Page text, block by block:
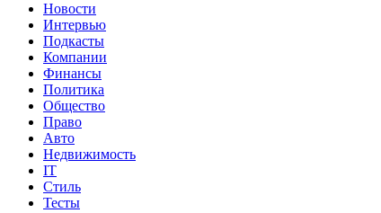
Новости
Интервью
Подкасты
Компании
Финансы
Политика
Общество
Право
Авто
Недвижимость
IT
Стиль
Тесты